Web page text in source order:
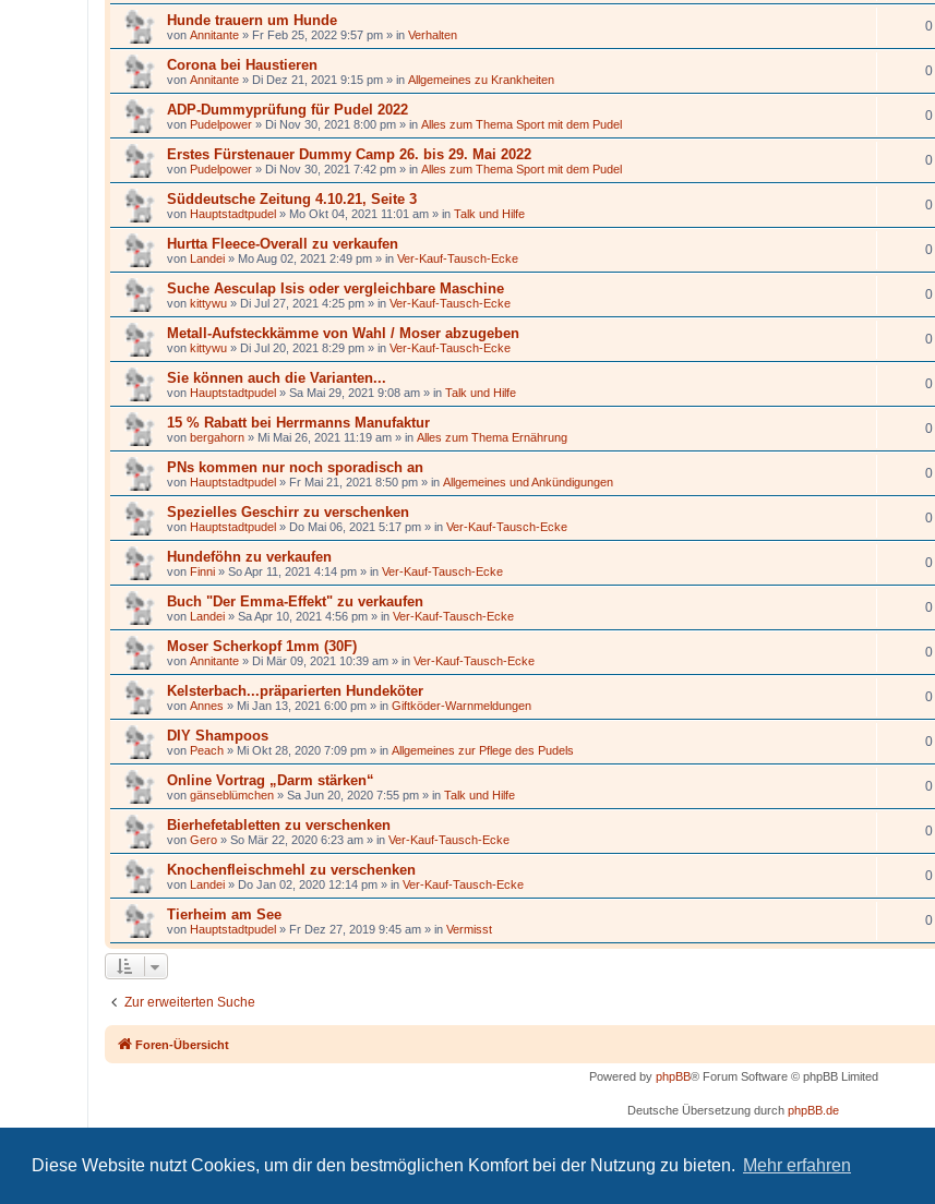
Diese Website nutzt Cookies, um dir den bestmöglichen Komfort bei der Nutzung zu bieten. Mehr erfahren
Hunde trauern um Hunde
von Annitante » Fr Feb 25, 2022 9:57 pm » in Verhalten
0
Corona bei Haustieren
von Annitante » Di Dez 21, 2021 9:15 pm » in Allgemeines zu Krankheiten
0
ADP-Dummyprüfung für Pudel 2022
von Pudelpower » Di Nov 30, 2021 8:00 pm » in Alles zum Thema Sport mit dem Pudel
0
Erstes Fürstenauer Dummy Camp 26. bis 29. Mai 2022
von Pudelpower » Di Nov 30, 2021 7:42 pm » in Alles zum Thema Sport mit dem Pudel
0
Süddeutsche Zeitung 4.10.21, Seite 3
von Hauptstadtpudel » Mo Okt 04, 2021 11:01 am » in Talk und Hilfe
0
Hurtta Fleece-Overall zu verkaufen
von Landei » Mo Aug 02, 2021 2:49 pm » in Ver-Kauf-Tausch-Ecke
0
Suche Aesculap Isis oder vergleichbare Maschine
von kittywu » Di Jul 27, 2021 4:25 pm » in Ver-Kauf-Tausch-Ecke
0
Metall-Aufsteckkämme von Wahl / Moser abzugeben
von kittywu » Di Jul 20, 2021 8:29 pm » in Ver-Kauf-Tausch-Ecke
0
Sie können auch die Varianten...
von Hauptstadtpudel » Sa Mai 29, 2021 9:08 am » in Talk und Hilfe
0
15 % Rabatt bei Herrmanns Manufaktur
von bergahorn » Mi Mai 26, 2021 11:19 am » in Alles zum Thema Ernährung
0
PNs kommen nur noch sporadisch an
von Hauptstadtpudel » Fr Mai 21, 2021 8:50 pm » in Allgemeines und Ankündigungen
0
Spezielles Geschirr zu verschenken
von Hauptstadtpudel » Do Mai 06, 2021 5:17 pm » in Ver-Kauf-Tausch-Ecke
0
Hundeföhn zu verkaufen
von Finni » So Apr 11, 2021 4:14 pm » in Ver-Kauf-Tausch-Ecke
0
Buch "Der Emma-Effekt" zu verkaufen
von Landei » Sa Apr 10, 2021 4:56 pm » in Ver-Kauf-Tausch-Ecke
0
Moser Scherkopf 1mm (30F)
von Annitante » Di Mär 09, 2021 10:39 am » in Ver-Kauf-Tausch-Ecke
0
Kelsterbach...präparierten Hundeköter
von Annes » Mi Jan 13, 2021 6:00 pm » in Giftköder-Warnmeldungen
0
DIY Shampoos
von Peach » Mi Okt 28, 2020 7:09 pm » in Allgemeines zur Pflege des Pudels
0
Online Vortrag „Darm stärken“
von gänseblümchen » Sa Jun 20, 2020 7:55 pm » in Talk und Hilfe
0
Bierhefetabletten zu verschenken
von Gero » So Mär 22, 2020 6:23 am » in Ver-Kauf-Tausch-Ecke
0
Knochenfleischmehl zu verschenken
von Landei » Do Jan 02, 2020 12:14 pm » in Ver-Kauf-Tausch-Ecke
0
Tierheim am See
von Hauptstadtpudel » Fr Dez 27, 2019 9:45 am » in Vermisst
0
Zur erweiterten Suche
Foren-Übersicht
Powered by phpBB® Forum Software © phpBB Limited
Deutsche Übersetzung durch phpBB.de